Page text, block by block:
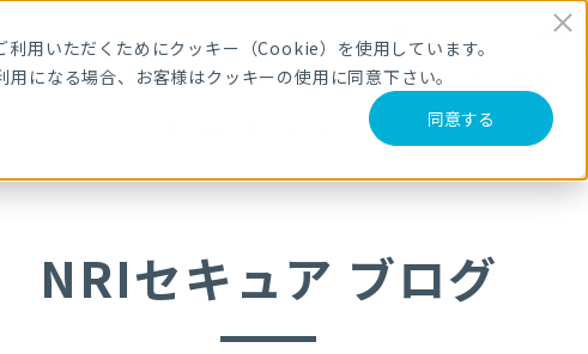
用いただくためにクッキー（Cookie）を使用しています。
になる場合、お客様はクッキーの使用に同意下さい。
同意する
メールマガジン登録
サービス・製品 導入事例 セミナー ブログ
NRIセキュア ブログ